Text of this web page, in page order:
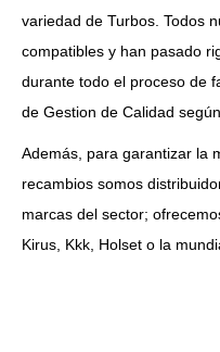
variedad de Turbos. Todos
compatibles y han pasado
durante todo el proceso de
de Gestion de Calidad
Además, para garantizar la
recambios somos
marcas del sector;
Kirus, Kkk, Holset o la